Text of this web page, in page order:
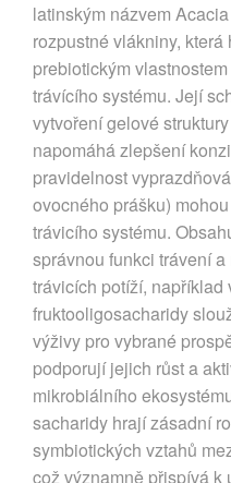
latinským názvem
rozpustné vlákniny,
prebiotickým
trávícího systému. Její
vytvoření gelové
napomáhá zlepšení
pravidelnost
ovocného prášku)
trávicího systému.
správnou funkci trávení
trávicích potíží, například
fruktooligosacharidy
výživy pro vybrané
podporují jejich růst a
mikrobiálního
sacharidy hrají zásadní
symbiotických vztahů
což významně přispívá k